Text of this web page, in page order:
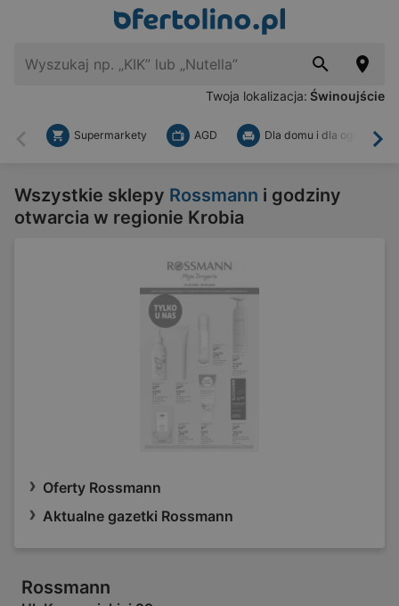
Twoja lokalizacja: Świnoujście
Wstecz
Supermarkety AGD Dla domu i dla ogrodu
Wszystkie sklepy Rossmann i godziny
otwarcia w regionie Krobia
Oferty Rossmann
Aktualne gazetki Rossmann
Rossmann